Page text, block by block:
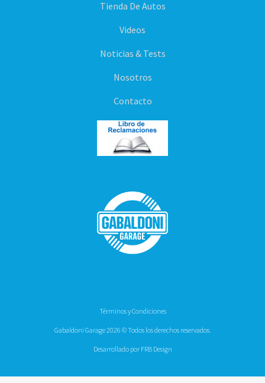
Tienda De Autos
Videos
Noticias & Tests
Nosotros
Contacto
Términos y Condiciones
Gabaldoni Garage 2026 © Todos los derechos reservados.
Desarrollado por FRB Design